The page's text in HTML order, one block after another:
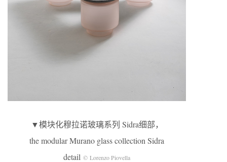
▼模块化穆拉诺玻璃系列 Sidra细部，
the modular Murano glass collection Sidra
detail © Lorenzo Piovella